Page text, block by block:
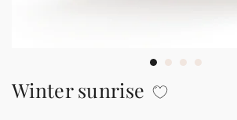
Winter sunrise